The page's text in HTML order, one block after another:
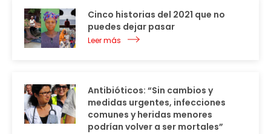
Cinco historias del 2021 que no
puedes dejar pasar
Leer más
Antibióticos: “Sin cambios y
medidas urgentes, infecciones
comunes y heridas menores
podrían volver a ser mortales”